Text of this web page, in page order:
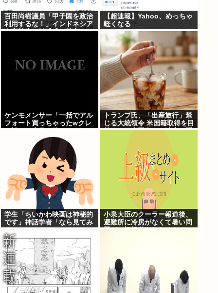
百田尚樹議員「甲子園を政治
利用するな！」インドネシア
人高校生の始球式に苦言
【超速報】Yahoo、めっちゃ
軽くなる
ケンモメンサー「一括でアル
フォート買っちゃったwクレ
ー」銀行「デビットカードな
んで即時引き落としです」
トランプ氏、「出産旅行」禁
じる大統領令 米国籍取得を目
的とした中国人らの渡米を問
学生「ちいかわ映画は神秘的
です」神話学者「なら見てみ
小泉大臣のクーラー報道後、
避難所に冷房がなくて暑い問
題が一切報道されなくなる。